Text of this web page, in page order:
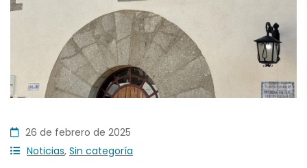
26 de febrero de 2025
Noticias, Sin categoría